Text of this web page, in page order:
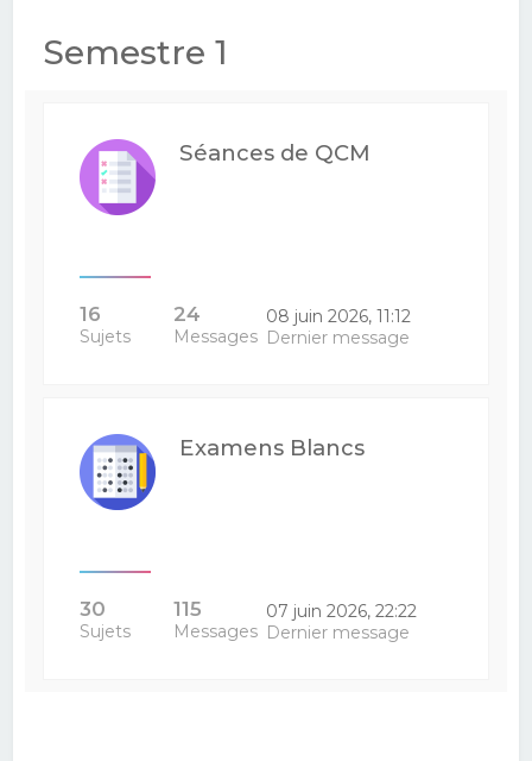
Semestre 1
Séances de QCM
16
Sujets
24
Messages
08 juin 2026, 11:12
Dernier message
Examens Blancs
30
Sujets
115
Messages
07 juin 2026, 22:22
Dernier message